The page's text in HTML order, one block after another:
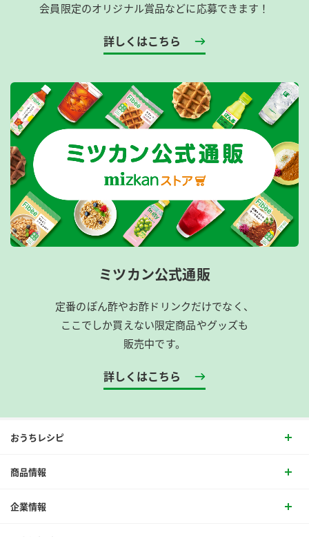
会員限定のオリジナル賞品などに応募できます！
詳しくはこちら
ミツカン公式通販
定番のぽん酢やお酢ドリンクだけでなく、
ここでしか買えない限定商品やグッズも
販売中です。
詳しくはこちら
おうちレシピ
商品情報
企業情報